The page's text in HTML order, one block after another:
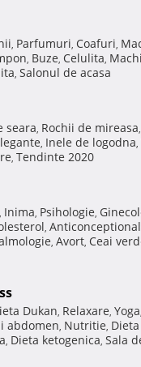
, Parfumuri, Coafuri,
, Buze, Celulita,
, Salonul de acasa
seara, Rochii de mireasa,
, Inele de logodna,
, Tendinte 2020
, Inima, Psihologie,
,
, Avort, Ceai
Dukan, Relaxare, Yoga,
abdomen, Nutritie,
, Dieta ketogenica, Sala